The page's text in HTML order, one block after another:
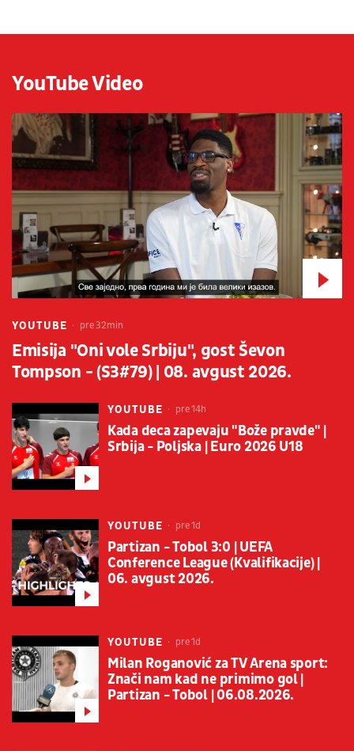
YouTube Video
YOUTUBE pre 32min
Emisija "Oni vole Srbiju", gost Ševon
Tompson - (S3#79) | 08. avgust 2026.
YOUTUBE pre 14h
Kada deca zapevaju "Bože pravde" |
Srbija - Poljska | Euro 2026 U18
YOUTUBE pre 1d
Partizan - Tobol 3:0 | UEFA
Conference League (Kvalifikacije) |
06. avgust 2026.
YOUTUBE pre 1d
Milan Roganović za TV Arena sport:
Znači nam kad ne primimo gol |
Partizan - Tobol | 06.08.2026.